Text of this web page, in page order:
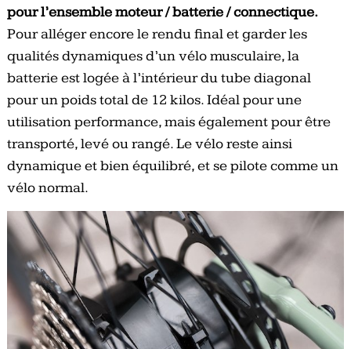
pour l’ensemble moteur / batterie / connectique.
Pour alléger encore le rendu final et garder les
qualités dynamiques d’un vélo musculaire, la
batterie est logée à l’intérieur du tube diagonal
pour un poids total de 12 kilos. Idéal pour une
utilisation performance, mais également pour être
transporté, levé ou rangé. Le vélo reste ainsi
dynamique et bien équilibré, et se pilote comme un
vélo normal.